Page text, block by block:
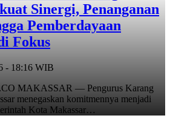
Sinergi, Penanganan
Pemberdayaan
Fokus
- 18:16 WIB
MAKASSAR — Pengurus Karang
menegaskan komitmennya menjadi
Kota Makassar…